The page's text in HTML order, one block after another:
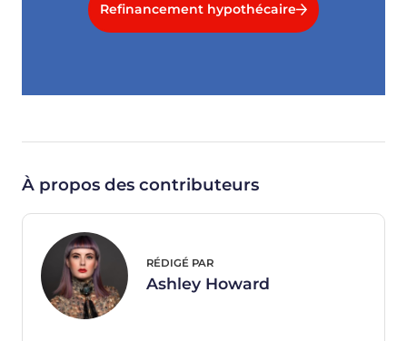
Refinancement hypothécaire
À propos des contributeurs
RÉDIGÉ PAR
Ashley Howard